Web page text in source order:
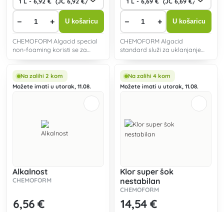
− + U košaricu
CHEMOFORM Algacid special
non-foaming koristi se za
− + U košaricu
CHEMOFORM Algacid
standard služi za uklanjanje
Na zalihi 2 kom
Možete imati u utorak, 11.08.
Alkalnost
CHEMOFORM
6,56 €
Na zalihi 4 kom
Možete imati u utorak, 11.08.
Klor super šok
nestabilan
CHEMOFORM
14,54 €